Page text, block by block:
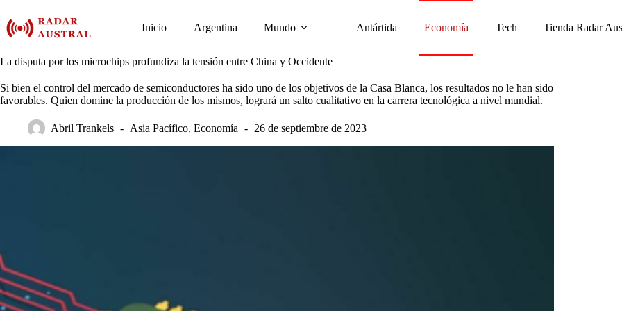
contenido
Inicio Argentina Mundo Antártida Economía Tech Tienda Radar
La disputa por los microchips profundiza la tensión entre China y Occidente
Si bien el control del mercado de semiconductores ha sido uno de los objetivos de la Casa Blanca, los resultados no le han sido
favorables. Quien domine la producción de los mismos, logrará un salto cualitativo en la carrera tecnológica a nivel mundial.
Abril Trankels Asia Pacífico, Economía 26 de septiembre de 2023